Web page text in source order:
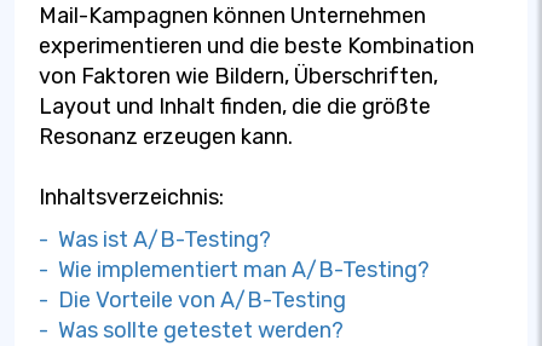
Mail-Kampagnen können Unternehmen
experimentieren und die beste Kombination
von Faktoren wie Bildern, Überschriften,
Layout und Inhalt finden, die die größte
Resonanz erzeugen kann.
Inhaltsverzeichnis:
- Was ist A/B-Testing?
- Wie implementiert man A/B-Testing?
- Die Vorteile von A/B-Testing
- Was sollte getestet werden?